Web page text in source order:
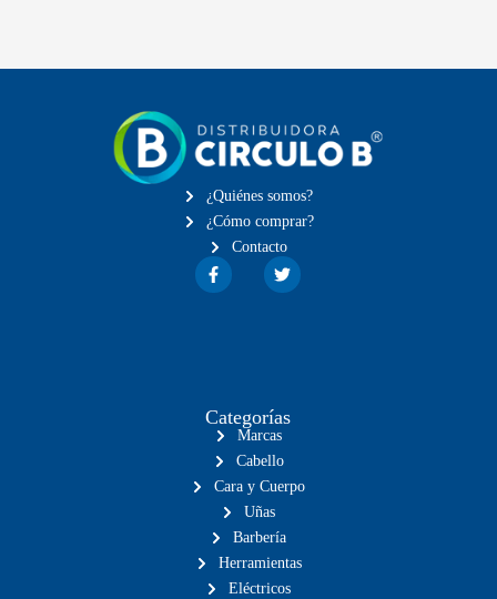
¿Quiénes somos?
¿Cómo comprar?
Contacto
Categorías
Marcas
Cabello
Cara y Cuerpo
Uñas
Barbería
Herramientas
Eléctricos